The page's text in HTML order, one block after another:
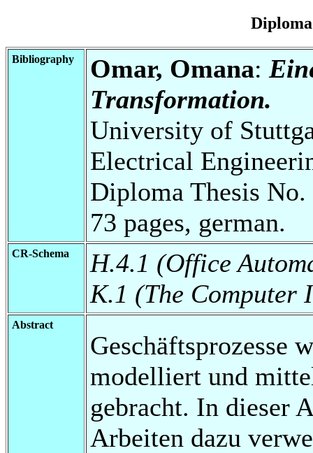
Bibliography Omar, Omana:
Transformation.
University of
Electrical
Diploma Thesis
73 pages, german.
CR-Schema
H.4.1 (Office
K.1 (The Computer
Abstract
Geschäftsprozesse
modelliert und
gebracht. In dieser
Arbeiten dazu